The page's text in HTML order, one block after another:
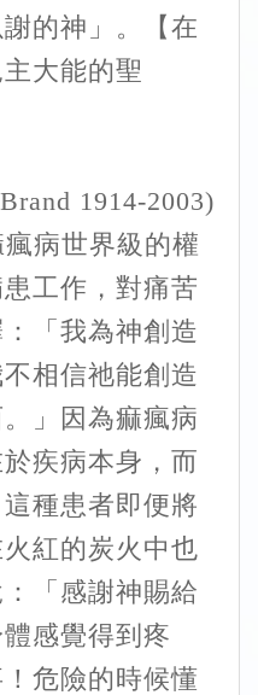
謝的神」。【在
大能的聖
1914-2003)
病世界級的權
工作，對痛苦
「我為神創造
相信祂能創造
」因為痲瘋病
疾病本身，而
種患者即便將
紅的炭火中也
「感謝神賜給
感覺得到疼
危險的時候懂